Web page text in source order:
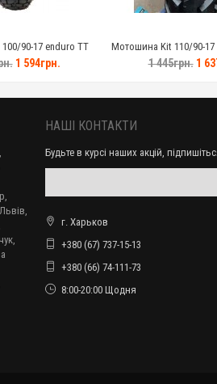
НАШІ КОНТАКТИ
Будьте в курсі наших акцій,
г. Харьков
+380 (67) 737-15-13